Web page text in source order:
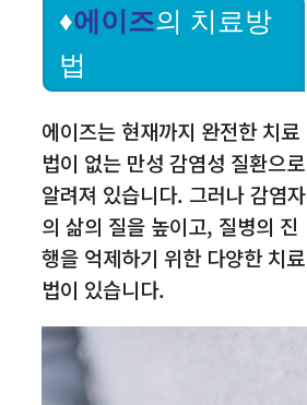
♦에이즈의 치료방
법
에이즈는 현재까지 완전한 치료
법이 없는 만성 감염성 질환으로
알려져 있습니다. 그러나 감염자
의 삶의 질을 높이고, 질병의 진
행을 억제하기 위한 다양한 치료
법이 있습니다.